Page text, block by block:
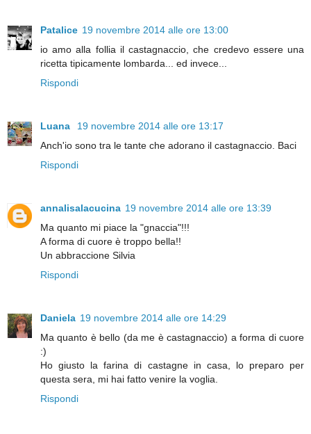
Patalice 19 novembre 2014 alle ore 13:00
io amo alla follia il castagnaccio, che credevo essere una
ricetta tipicamente lombarda... ed invece...
Rispondi
Luana
19 novembre 2014 alle ore 13:17
Anch'io sono tra le tante che adorano il castagnaccio. Baci
Rispondi
annalisalacucina 19 novembre 2014 alle ore 13:39
Ma quanto mi piace la "gnaccia"!!!
A forma di cuore è troppo bella!!
Un abbraccione Silvia
Rispondi
Daniela 19 novembre 2014 alle ore 14:29
Ma quanto è bello (da me è castagnaccio) a forma di cuore
:)
Ho giusto la farina di castagne in casa, lo preparo per
questa sera, mi hai fatto venire la voglia.
Rispondi